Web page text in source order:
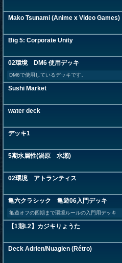
Mako Tsunami (Anime x Video Games)
Big 5: Corporate Unity
02環境 DM6 使用デッキ
DM6で使用しているデッキです。
Sushi Market
water deck
デッキ1
5期水属性(渦原 水瀬)
02環境 アトランティス
亀六クラシック 亀遊06入門デッキ
亀遊オフの四期まで環境ルールの入門用デッキ
【1期L2】カジキりょうた
Deck Adrien/Nuagien (Rétro)